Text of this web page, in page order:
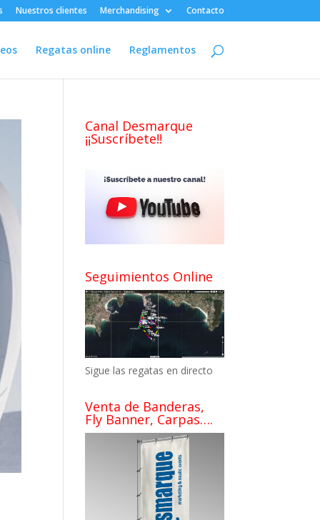
Nuestros clientes Merchandising Contacto
Regatas online Reglamentos
Canal Desmarque
¡¡Suscríbete!!
Seguimientos Online
Sigue las regatas en directo
Venta de Banderas,
Fly Banner, Carpas….